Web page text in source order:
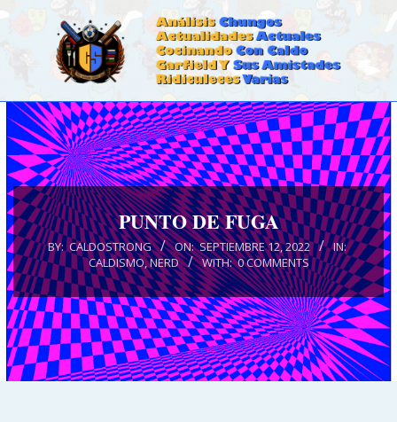
CALDOSTRONG.COM
Primary
Navigation
Menu
PUNTO DE FUGA
BY: CALDOSTRONG ON: SEPTIEMBRE 12, 2022
IN:
CALDISMO,NERD WITH: 0 COMMENTS